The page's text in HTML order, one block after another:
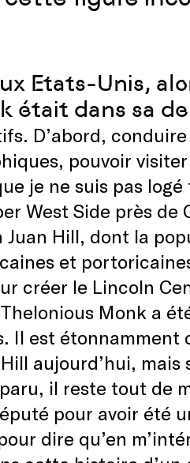
Etats-Unis,
était dans sa
D’abord,
pouvoir
je ne suis pas
West Side près de
Juan Hill, dont la
et
créer le Lincoln
Monk a
Il est
aujourd’hui, mais
il reste tout de
pour avoir été
dire qu’en